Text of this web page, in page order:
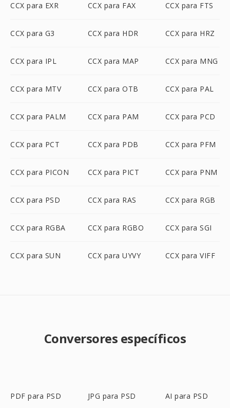
CCX para EXR CCX para FAX CCX para FTS
CCX para G3 CCX para HDR CCX para HRZ
CCX para IPL CCX para MAP CCX para MNG
CCX para MTV CCX para OTB CCX para PAL
CCX para PALM CCX para PAM CCX para PCD
CCX para PCT CCX para PDB CCX para PFM
CCX para PICON CCX para PICT CCX para PNM
CCX para PSD CCX para RAS CCX para RGB
CCX para RGBA CCX para RGBO CCX para SGI
CCX para SUN CCX para UYVY CCX para VIFF
Conversores específicos
PDF para PSD JPG para PSD AI para PSD